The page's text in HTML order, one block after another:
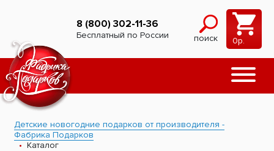
8 (800) 302-11-36
Бесплатный по России поиск 0р.
Детские новогодние подарков от производителя -
Фабрика Подарков
Каталог